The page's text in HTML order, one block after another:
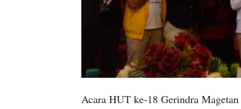
Acara HUT ke-18 Gerindra